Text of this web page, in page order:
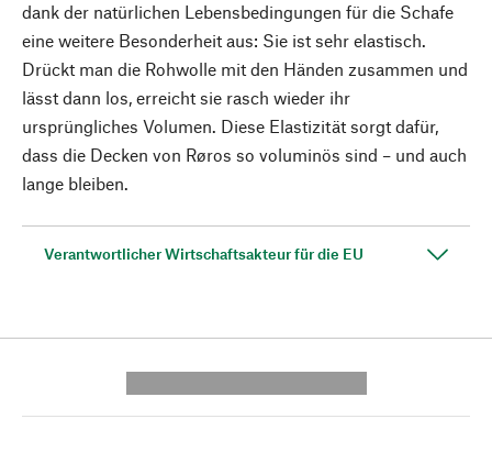
dank der natürlichen Lebensbedingungen für die Schafe
eine weitere Besonderheit aus: Sie ist sehr elastisch.
Drückt man die Rohwolle mit den Händen zusammen und
lässt dann los, erreicht sie rasch wieder ihr
ursprüngliches Volumen. Diese Elastizität sorgt dafür,
dass die Decken von Røros so voluminös sind – und auch
lange bleiben.
Verantwortlicher Wirtschaftsakteur für die EU